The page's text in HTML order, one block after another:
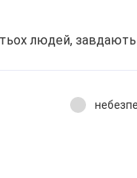
людей, завдають